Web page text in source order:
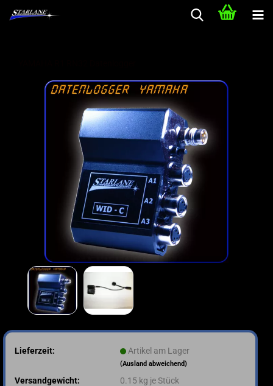
Lieferzeit: Artikel am Lager
(Ausland abweichend)
Versandgewicht: 0.15 kg je Stück